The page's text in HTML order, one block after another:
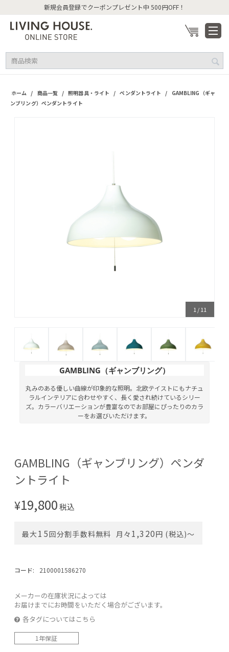
新規会員登録でクーポンプレゼント中 500円OFF！
ホーム / 商品一覧 / 照明器具・ライト / ペンダントライト /
GAMBLING（ギャ
ンブリング）ペンダントライト
1 /11
GAMBLING（ギャンブリング）
丸みのある優しい曲線が印象的な照明。北欧テイストにもナチュ
ラルインテリアに合わせやすく、長く愛され続けているシリー
ズ。カラーバリエーションが豊富なのでお部屋にぴったりのカラ
ーをお選びいただけます。
GAMBLING（ギャンブリング）ペンダ
ントライト
¥19,800税込
最大15回分割手数料無料 月々 1,320円 (税込)〜
コード: 2100001586270
メーカーの在庫状況によっては
お届けまでにお時間をいただく場合がございます。
各タグについてはこちら
1年保証